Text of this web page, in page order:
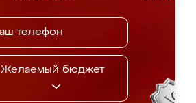
Желаемый бюджет